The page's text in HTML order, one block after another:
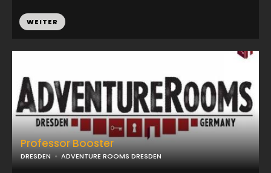
Professor Booster
DRESDEN ADVENTURE ROOMS DRESDEN
WEITER